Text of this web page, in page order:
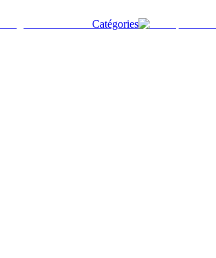
Catégories